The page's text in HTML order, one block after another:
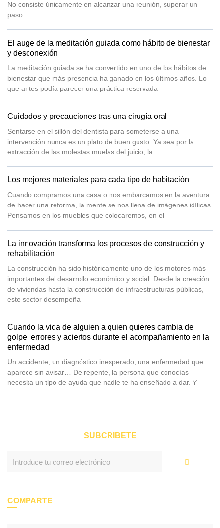
No consiste únicamente en alcanzar una reunión, superar un
paso
El auge de la meditación guiada como hábito de bienestar
y desconexión
La meditación guiada se ha convertido en uno de los hábitos de
bienestar que más presencia ha ganado en los últimos años. Lo
que antes podía parecer una práctica reservada
Cuidados y precauciones tras una cirugía oral
Sentarse en el sillón del dentista para someterse a una
intervención nunca es un plato de buen gusto. Ya sea por la
extracción de las molestas muelas del juicio, la
Los mejores materiales para cada tipo de habitación
Cuando compramos una casa o nos embarcamos en la aventura
de hacer una reforma, la mente se nos llena de imágenes idílicas.
Pensamos en los muebles que colocaremos, en el
La innovación transforma los procesos de construcción y
rehabilitación
La construcción ha sido históricamente uno de los motores más
importantes del desarrollo económico y social. Desde la creación
de viviendas hasta la construcción de infraestructuras públicas,
este sector desempeña
Cuando la vida de alguien a quien quieres cambia de
golpe: errores y aciertos durante el acompañamiento en la
enfermedad
Un accidente, un diagnóstico inesperado, una enfermedad que
aparece sin avisar… De repente, la persona que conocías
necesita un tipo de ayuda que nadie te ha enseñado a dar. Y
SUBCRIBETE
COMPARTE